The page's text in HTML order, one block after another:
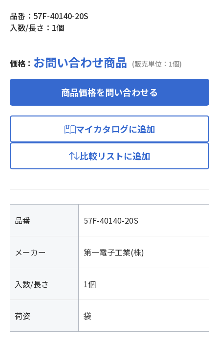
品番：57F-40140-20S
入数/長さ：1個
価格： お問い合わせ商品 (販売単位：1個)
商品価格を問い合わせる
マイカタログに追加
比較リストに追加
品番 57F-40140-20S
メーカー 第一電子工業(株)
入数/長さ 1個
荷姿 袋